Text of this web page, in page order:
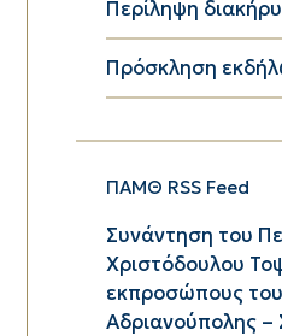
Περίληψη
Πρόσκληση
ΠΑΜΘ RSS Feed
Συνάντηση του
Χριστόδουλου
εκπροσώπους του
Αδριανούπολης –